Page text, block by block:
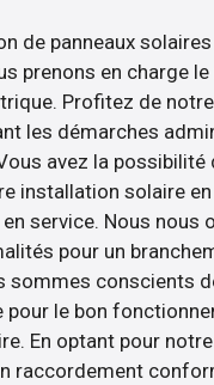
de panneaux
prenons en charge
Profitez de
les démarches
avez la possibilité
installation solaire
service. Nous nous
pour un
sommes conscients
pour le bon
En optant pour
raccordement